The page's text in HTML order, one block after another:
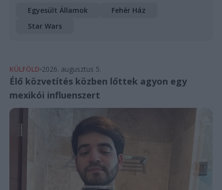
Egyesült Államok
Fehér Ház
Star Wars
KÜLFÖLD 2026. augusztus 5.
Élő közvetítés közben lőttek agyon egy
mexikói influenszert